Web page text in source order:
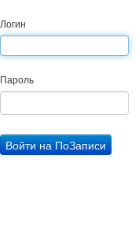
Логин
Пароль